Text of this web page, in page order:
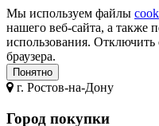
Мы используем файлы
нашего веб-сайта, а также
использования.
браузера.
Понятно
г. Ростов-на-Дону
Город покупки